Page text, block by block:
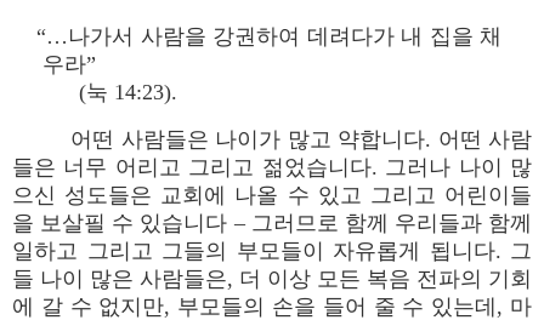
“…나가서 사람을 강권하여 데려다가 내 집을 채
우라”
(눅 14:23).
어떤 사람들은 나이가 많고 약합니다. 어떤 사람
들은 너무 어리고 그리고 젊었습니다. 그러나 나이 많
으신 성도들은 교회에 나올 수 있고 그리고 어린이들
을 보살필 수 있습니다 – 그러므로 함께 우리들과 함께
일하고 그리고 그들의 부모들이 자유롭게 됩니다. 그
들 나이 많은 사람들은, 더 이상 모든 복음 전파의 기회
에 갈 수 없지만, 부모들의 손을 들어 줄 수 있는데, 마